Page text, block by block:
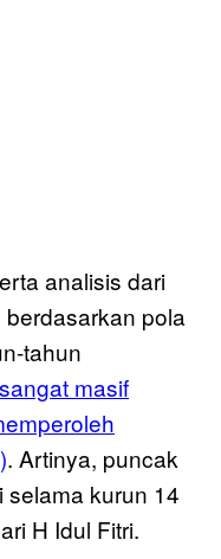
analisis dari
pola
tahun
masif
. Artinya, puncak
selama kurun 14
H Idul Fitri.